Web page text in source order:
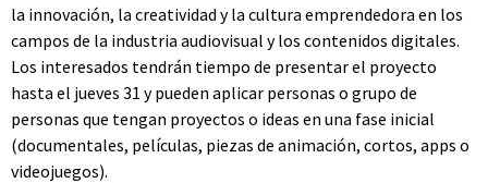
la innovación, la creatividad y la cultura emprendedora en los
campos de la industria audiovisual y los contenidos digitales.
Los interesados tendrán tiempo de presentar el proyecto
hasta el jueves 31 y pueden aplicar personas o grupo de
personas que tengan proyectos o ideas en una fase inicial
(documentales, películas, piezas de animación, cortos, apps o
videojuegos).